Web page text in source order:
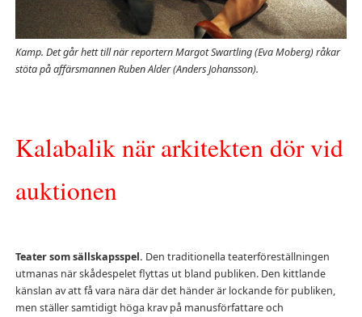
Kamp. Det går hett till när reportern Margot Swartling (Eva Moberg) råkar
stöta på affärsmannen Ruben Alder (Anders Johansson).
Kalabalik när arkitekten dör vid
auktionen
Teater som sällskapsspel. Den traditionella teaterföreställningen
utmanas när skådespelet flyttas ut bland publiken. Den kittlande
känslan av att få vara nära där det händer är lockande för publiken,
men ställer samtidigt höga krav på manusförfattare och